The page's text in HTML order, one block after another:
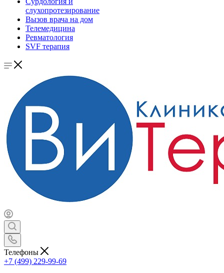
слухопротезирование
Вызов врача на дом
Телемедицина
Ревматология
SVF терапия
Телефоны
+7 (499) 229-99-69